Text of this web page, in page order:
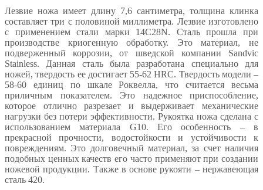
Лезвие ножа имеет длину 7,6 сантиметра, толщина клинка
составляет три с половиной миллиметра. Лезвие изготовлено
с применением стали марки 14C28N. Сталь прошла при
производстве криогенную обработку. Это материал, не
подверженный коррозии, от шведской компании Sandvic
Stainless. Данная сталь была разработана специально для
ножей, твердость ее достигает 55-62 HRC. Твердость модели –
58-60 единиц по шкале Роквелла, что считается весьма
приличным показателем. Это надежное приспособление,
которое отлично разрезает и выдерживает механические
нагрузки без потери эффективности. Рукоятка ножа сделана с
использованием материала G10. Его особенность – в
прекрасной прочности, водостойкости и устойчивости к
повреждениям. Это долговечный материал, за счет наличия
подобных ценных качеств его часто применяют при создании
ножевой продукции. Также в основе рукояти – нержавеющая
сталь 420.